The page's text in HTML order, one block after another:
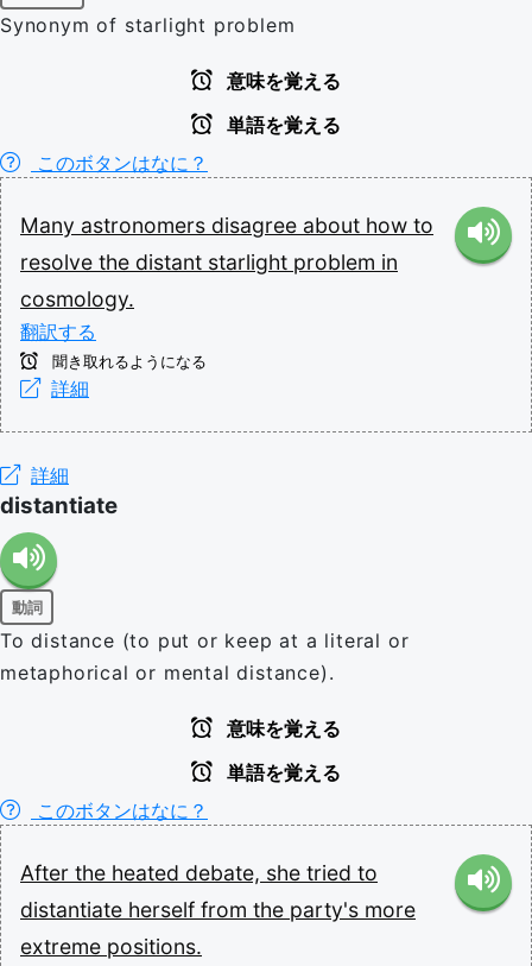
Synonym of starlight problem
意味を覚える
単語を覚える
このボタンはなに？
Many astronomers disagree about how to
resolve the distant starlight problem in
cosmology.
翻訳する
聞き取れるようになる
詳細
詳細
distantiate
動詞
To distance (to put or keep at a literal or
metaphorical or mental distance).
意味を覚える
単語を覚える
このボタンはなに？
After the heated debate, she tried to
distantiate herself from the party's more
extreme positions.